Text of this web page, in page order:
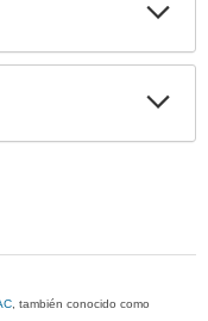
, también conocido como